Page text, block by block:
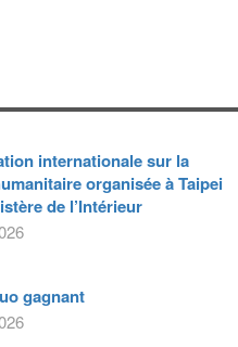
internationale sur la
organisée à Taipei
de l’Intérieur
gagnant